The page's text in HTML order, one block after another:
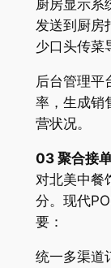
厨房显示系
发送到厨房
少口头传菜
后台管理平
率，生成销
营状况。
03 聚合接
对北美中餐
分。现代
要：
统一多渠道